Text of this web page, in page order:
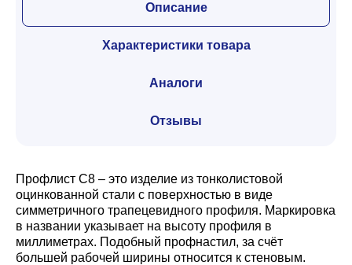
Описание
Характеристики товара
Аналоги
Отзывы
Профлист С8 – это изделие из тонколистовой
оцинкованной стали с поверхностью в виде
симметричного трапецевидного профиля. Маркировка
в названии указывает на высоту профиля в
миллиметрах. Подобный профнастил, за счёт
большей рабочей ширины относится к стеновым.